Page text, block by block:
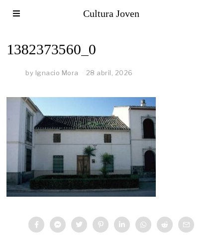
Cultura Joven
1382373560_0
by Ignacio Mora 28 abril, 2026